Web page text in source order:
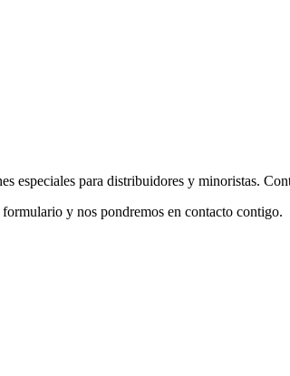
especiales para distribuidores y minoristas.
y nos pondremos en contacto contigo.